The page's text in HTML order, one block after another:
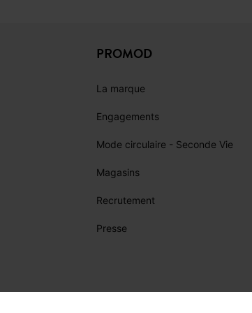
journée qu’en soirée.PROMOD
La marque
Engagements
Mode circulaire - Seconde Vie
Magasins
Recrutement
Presse